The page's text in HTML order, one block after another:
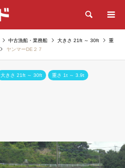
検索
中古漁船・業務船 大きさ 21ft ～ 30ft
重
ヤンマーDE２７
大きさ 21ft ～ 30ft 重さ 1t ～ 3.9t